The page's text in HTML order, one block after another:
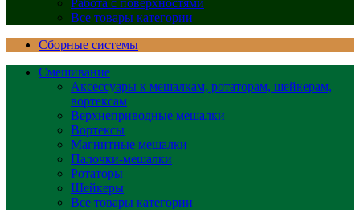
Работа с поверхностями
Все товары категории
Сборные системы
Смешивание
Аксессуары к мешалкам, ротаторам, шейкерам,
вортексам
Верхнеприводные мешалки
Вортексы
Магнитные мешалки
Палочки-мешалки
Ротаторы
Шейкеры
Все товары категории